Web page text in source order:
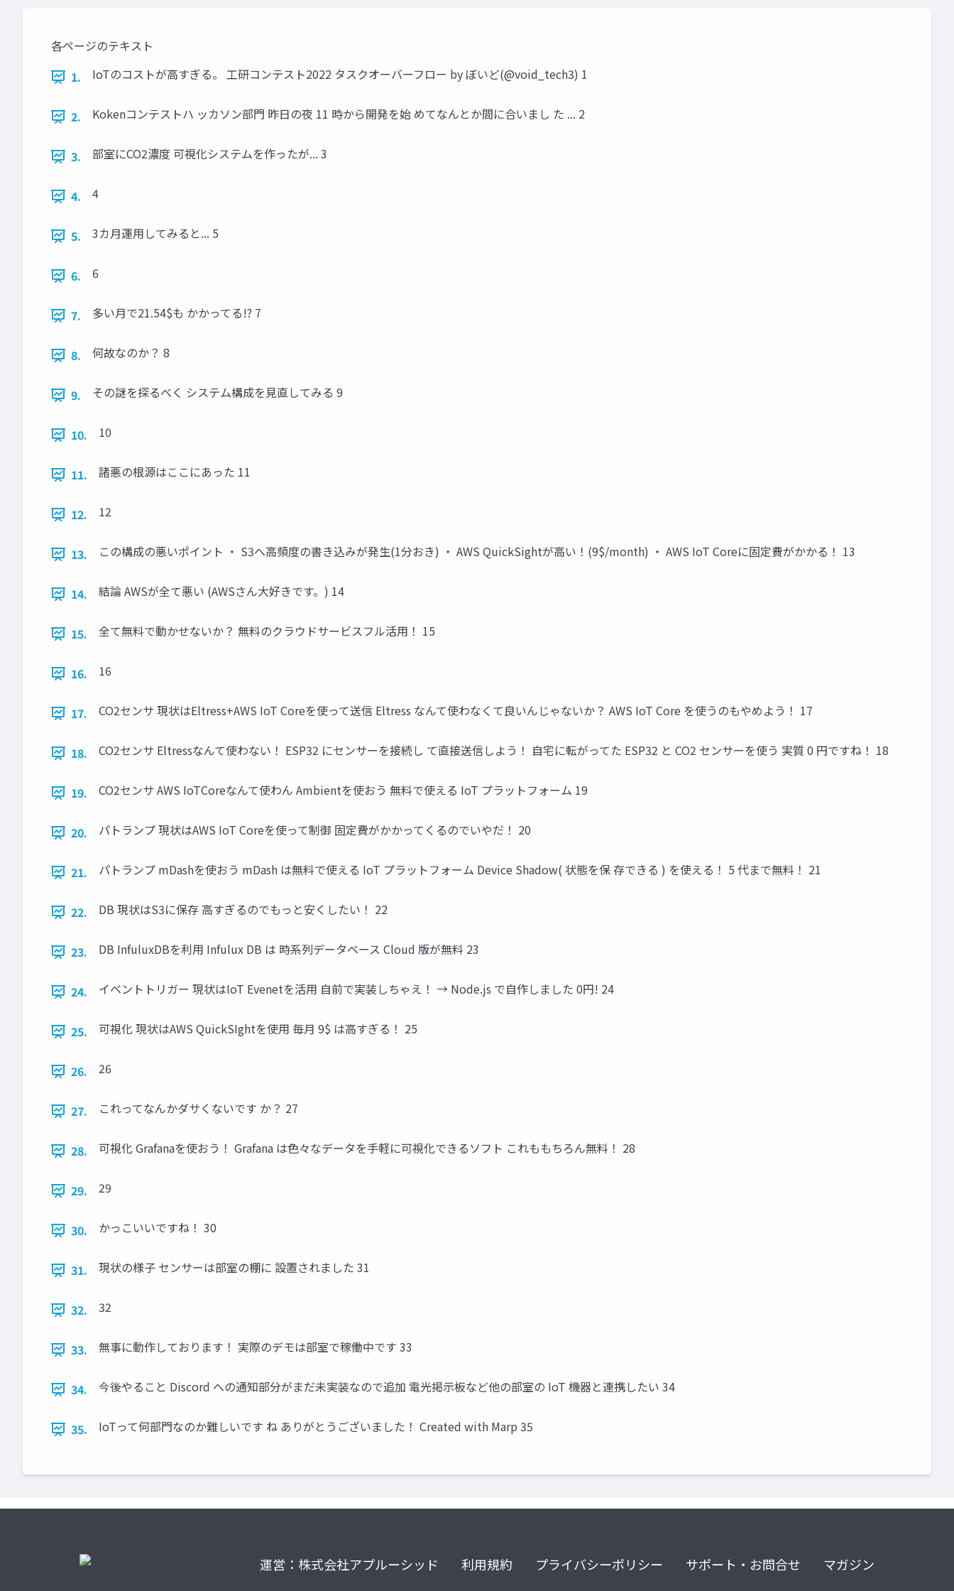
各ページのテキスト
1.
IoTのコストが高すぎる。 工研コンテスト2022 タスクオーバーフロー by ぼいど(@void_tech3) 1
2. Kokenコンテストハ ッカソン部門 昨日の夜 11 時から開発を始 めてなんとか間に合いまし た ... 2
3. 部室にCO2濃度 可視化システムを作ったが... 3
4. 4
5. 3カ月運用してみると... 5
6. 6
7. 多い月で21.54$も かかってる!? 7
8. 何故なのか？ 8
9. その謎を探るべく システム構成を見直してみる 9
10. 10
11. 諸悪の根源はここにあった 11
12. 12
13. この構成の悪いポイント ・ S3へ高頻度の書き込みが発生(1分おき) ・ AWS QuickSightが高い！(9$/month) ・ AWS IoT Coreに固定費がかかる！ 13
14. 結論 AWSが全て悪い (AWSさん大好きです。) 14
15. 全て無料で動かせないか？ 無料のクラウドサービスフル活用！ 15
16. 16
17. CO2センサ 現状はEltress+AWS IoT Coreを使って送信 Eltress なんて使わなくて良いんじゃないか？ AWS IoT Core を使うのもやめよう！ 17
18. CO2センサ Eltressなんて使わない！ ESP32 にセンサーを接続し て直接送信しよう！ 自宅に転がってた ESP32 と CO2 センサーを使う 実質 0 円ですね！ 18
19. CO2センサ AWS IoTCoreなんて使わん Ambientを使おう 無料で使える IoT プラットフォーム 19
20. パトランプ 現状はAWS IoT Coreを使って制御 固定費がかかってくるのでいやだ！ 20
21. パトランプ mDashを使おう mDash は無料で使える IoT プラットフォーム Device Shadow( 状態を保 存できる ) を使える！ 5 代まで無料！ 21
22. DB 現状はS3に保存 高すぎるのでもっと安くしたい！ 22
23. DB InfuluxDBを利用 Infulux DB は 時系列データベース Cloud 版が無料 23
24. イベントトリガー 現状はIoT Evenetを活用 自前で実装しちゃえ！ → Node.js で自作しました 0円! 24
25. 可視化 現状はAWS QuickSIghtを使用 毎月 9$ は高すぎる！ 25
26. 26
27. これってなんかダサくないです か？ 27
28. 可視化 Grafanaを使おう！ Grafana は色々なデータを手軽に可視化できるソフト これももちろん無料！ 28
29. 29
30. かっこいいですね！ 30
31. 現状の様子 センサーは部室の棚に 設置されました 31
32. 32
33. 無事に動作しております！ 実際のデモは部室で稼働中です 33
34. 今後やること Discord への通知部分がまだ未実装なので追加 電光掲示板など他の部室の IoT 機器と連携したい 34
35. IoTって何部門なのか難しいです ね ありがとうございました！ Created with Marp 35
運営：株式会社アプルーシッド 利用規約 プライバシーポリシー サポート・お問合せ マガジン